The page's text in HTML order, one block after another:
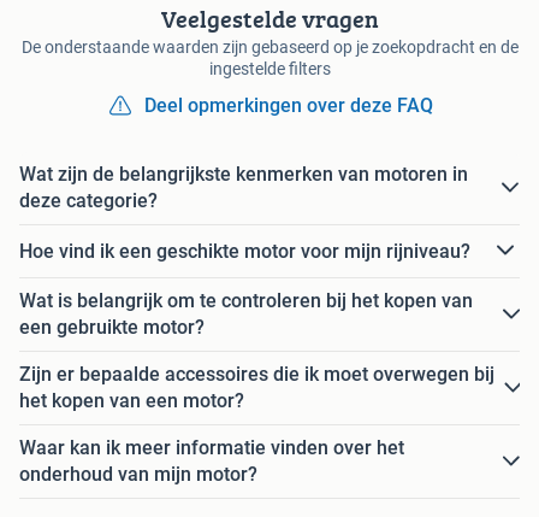
Veelgestelde vragen
De onderstaande waarden zijn gebaseerd op je zoekopdracht en de
ingestelde filters
Deel opmerkingen over deze FAQ
Wat zijn de belangrijkste kenmerken van motoren in
deze categorie?
Hoe vind ik een geschikte motor voor mijn rijniveau?
Wat is belangrijk om te controleren bij het kopen van
een gebruikte motor?
Zijn er bepaalde accessoires die ik moet overwegen bij
het kopen van een motor?
Waar kan ik meer informatie vinden over het
onderhoud van mijn motor?